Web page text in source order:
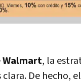
Walmart, la
De hecho,